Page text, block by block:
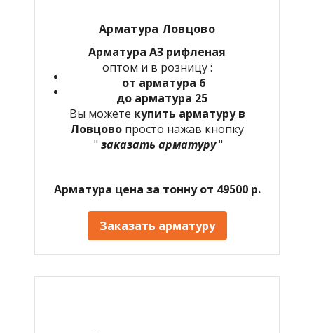
Арматура Ловцово
Арматура А3 рифленая
оптом и в розницу :
от арматура 6
до арматура 25
Вы можете купить арматуру в
Ловцово просто нажав кнопку
" заказать арматуру"
Арматура цена за тонну от 49500 р.
Заказать арматуру